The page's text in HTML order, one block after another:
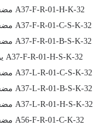
يوكين: مضخة مكبسية متغيرة من سلسلة A37-F-R-01-H-S-K-32